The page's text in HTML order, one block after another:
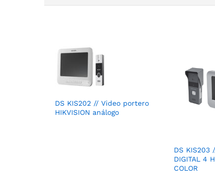
DS KIS202 // Video portero
HIKVISION análogo
DS KIS203
DIGITAL 4
COLOR